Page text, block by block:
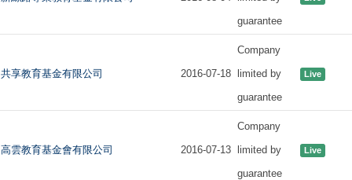
guarantee
共享教育基金有限公司 2016-07-18
Company
limited by
guarantee
Live
高雲教育基金會有限公司 2016-07-13
Company
limited by
guarantee
Live